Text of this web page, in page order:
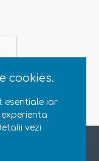
cookies.
esentiale iar
vezi
2015. Toate drepturile rezervate